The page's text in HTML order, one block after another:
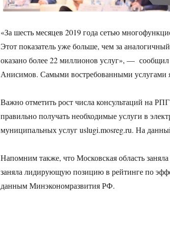
«За шесть месяцев 2019 года сетью
Этот показатель уже больше, чем за
оказано более 22 миллионов услуг», —
Анисимов. Самыми востребованными услугами
Важно отметить рост числа консультаций на
правильно получать необходимые услуги в
муниципальных услуг uslugi.mosreg.ru. На
Напомним также, что Московская область
заняла лидирующую позицию в рейтинге по
данным Минэкономразвития РФ.